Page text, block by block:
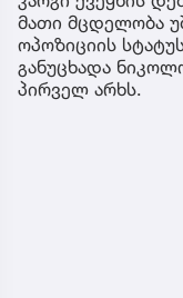
მათი მცდელობა
ოპოზიციის
განუცხადა
პირველ არხს.